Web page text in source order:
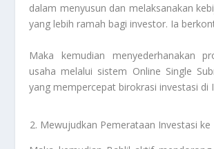
dalam menyusun dan melaksanakan
yang lebih ramah bagi investor. Ia
Maka kemudian menyederhanakan
usaha melalui sistem Online Single
yang mempercepat birokrasi investasi di
Mewujudkan Pemerataan Investasi ke